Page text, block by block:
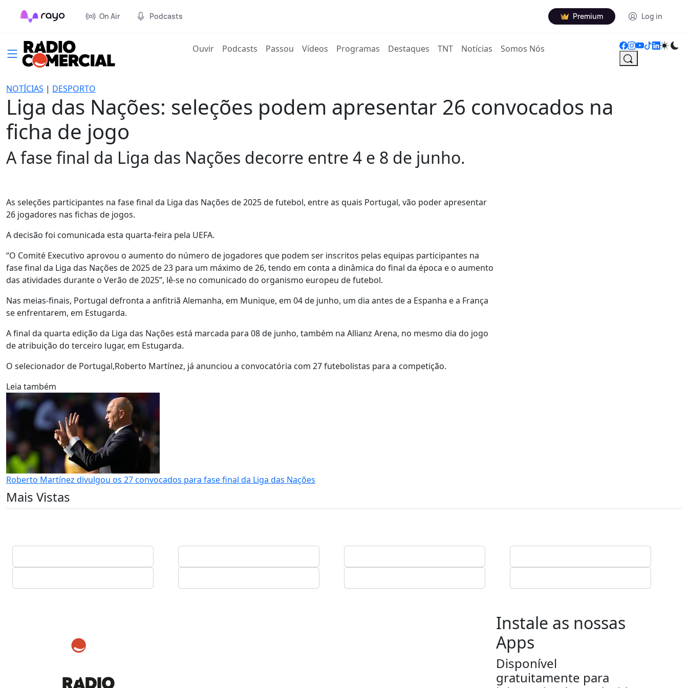
On Air Podcasts Premium Log in
Ouvir(current)
Podcasts Passou Vídeos Programas Destaques TNT Notícias Somos Nós
NOTÍCIAS | DESPORTO
Liga das Nações: seleções podem apresentar 26 convocados na
ficha de jogo
A fase final da Liga das Nações decorre entre 4 e 8 de junho.
As seleções participantes na fase final da Liga das Nações de 2025 de futebol, entre as quais Portugal, vão poder apresentar
26 jogadores nas fichas de jogos.
A decisão foi comunicada esta quarta-feira pela UEFA.
“O Comité Executivo aprovou o aumento do número de jogadores que podem ser inscritos pelas equipas participantes na
fase final da Liga das Nações de 2025 de 23 para um máximo de 26, tendo em conta a dinâmica do final da época e o aumento
das atividades durante o Verão de 2025”, lê-se no comunicado do organismo europeu de futebol.
Nas meias-finais, Portugal defronta a anfitriã Alemanha, em Munique, em 04 de junho, um dia antes de a Espanha e a França
se enfrentarem, em Estugarda.
A final da quarta edição da Liga das Nações está marcada para 08 de junho, também na Allianz Arena, no mesmo dia do jogo
de atribuição do terceiro lugar, em Estugarda.
O selecionador de Portugal,Roberto Martínez, já anunciou a convocatória com 27 futebolistas para a competição.
Leia também
Roberto Martínez divulgou os 27 convocados para fase final da Liga das Nações
Mais Vistas
Instale as nossas
Apps
Disponível
gratuitamente para